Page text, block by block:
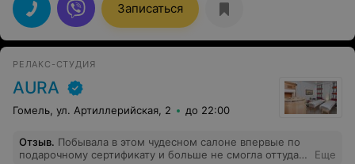
Записаться
РЕЛАКС-СТУДИЯ
AURA
Гомель, ул. Артиллерийская, 2 до 22:00
Отзыв. Побывала в этом чудесном салоне впервые по
подарочному сертификату и больше не смогла оттуда
Еще